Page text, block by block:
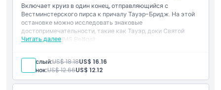
Включает круиз в один конец, отправляющийся с
Вестминстерского пирса к причалу Тауэр-Бридж. На этой
остановке можно исследовать знаковые
достопримечательности, такие как Тауэр, доки Святой
Екатерины и HMS Belfast.
Читать далее
Взрослый:US$ 18.18US$ 16.16
Ребенок:US$ 12.66US$ 12.12